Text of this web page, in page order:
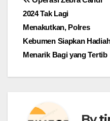
pos
2024 Tak Lagi
Menakutkan, Polres
Kebumen Siapkan
Menarik Bagi yang Tertib